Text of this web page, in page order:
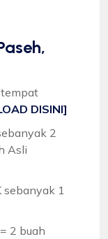
DISINI]
2
Asli
sebanyak 1
2 buah